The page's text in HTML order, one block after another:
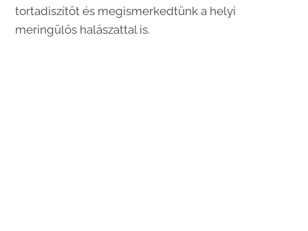
tortadiszítőt és megismerkedtünk a helyi
meringülős halászattal is.